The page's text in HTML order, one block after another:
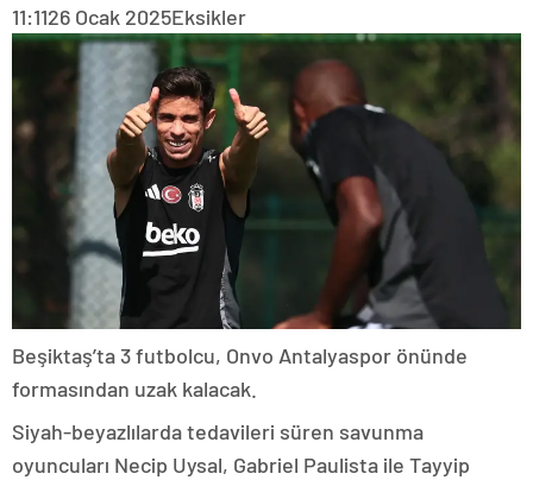
11:1126 Ocak 2025Eksikler
Beşiktaş’ta 3 futbolcu, Onvo Antalyaspor önünde
formasından uzak kalacak.
Siyah-beyazlılarda tedavileri süren savunma
oyuncuları Necip Uysal, Gabriel Paulista ile Tayyip